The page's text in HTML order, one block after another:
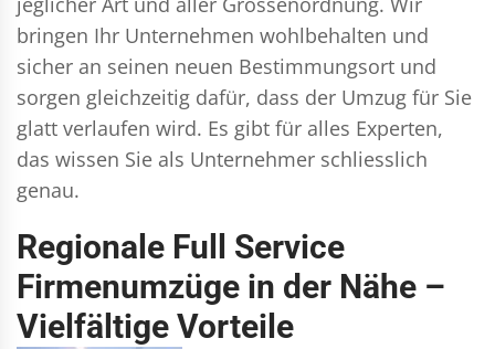
bringen Ihr Unternehmen wohlbehalten und
sicher an seinen neuen Bestimmungsort und
sorgen gleichzeitig dafür, dass der Umzug für Sie
glatt verlaufen wird. Es gibt für alles Experten,
das wissen Sie als Unternehmer schliesslich
genau.
Regionale Full Service
Firmenumzüge in der Nähe –
Vielfältige Vorteile